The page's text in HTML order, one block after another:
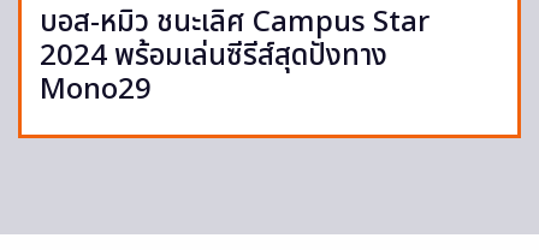
บอส-หมิว ชนะเลิศ Campus Star
2024 พร้อมเล่นซีรีส์สุดปังทาง
Mono29